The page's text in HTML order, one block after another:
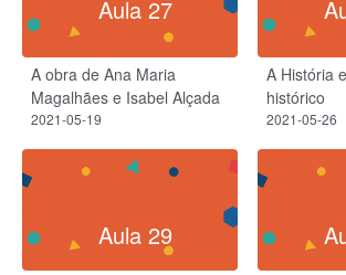
Aula 27
A obra de Ana Maria
Magalhães e Isabel Alçada
2021-05-19
A História
histórico
2021-05-26
Aula 29